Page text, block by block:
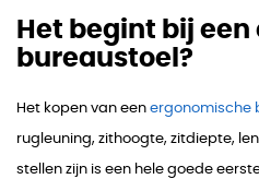
Het begint bij
bureaustoel?
Het kopen van een ergonomische
rugleuning, zithoogte, zitdiepte,
stellen zijn is een hele goede